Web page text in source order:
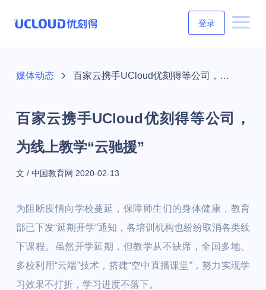
登录
媒体动态 百家云携手UCloud优刻得等公司，为线上教学“云驰援”
百家云携手UCloud优刻得等公司，
为线上教学“云驰援”
文 / 中国教育网 2020-02-13
为阻断疫情向学校蔓延，保障师生们的身体健康，教育
部已下发“延期开学”通知，各培训机构也纷纷取消各类线
下课程。虽然开学延期，但教学从不缺席，全国多地、
多校利用“云端”技术，搭建“空中直播课堂”，努力实现学
习效果不打折，学习进度不落下。